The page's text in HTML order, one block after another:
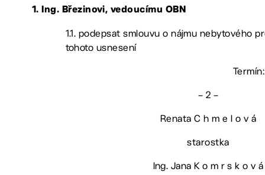
1. Ing. Březinovi, vedoucímu OBN
1.1. podepsat smlouvu o nájmu nebytového
tohoto usnesení
– 2 –
Renata C h m e l o v á
starostka
Ing. Jana K o m r s k o v á